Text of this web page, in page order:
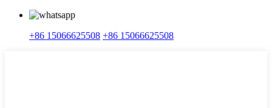
+86 15066625508 +86 15066625508